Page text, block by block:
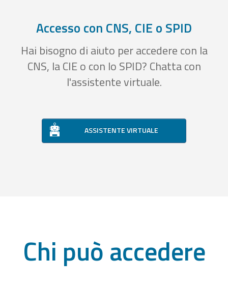
Accesso con CNS, CIE o SPID
Hai bisogno di aiuto per accedere con la
CNS, la CIE o con lo SPID? Chatta con
l'assistente virtuale.
ASSISTENTE VIRTUALE
Chi può accedere